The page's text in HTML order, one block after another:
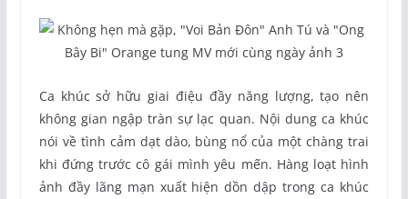
Ca khúc sở hữu giai điệu đầy năng lượng, tạo nên
không gian ngập tràn sự lạc quan. Nội dung ca khúc
nói về tình cảm dạt dào, bùng nổ của một chàng trai
khi đứng trước cô gái mình yêu mến. Hàng loạt hình
ảnh đầy lãng mạn xuất hiện dồn dập trong ca khúc